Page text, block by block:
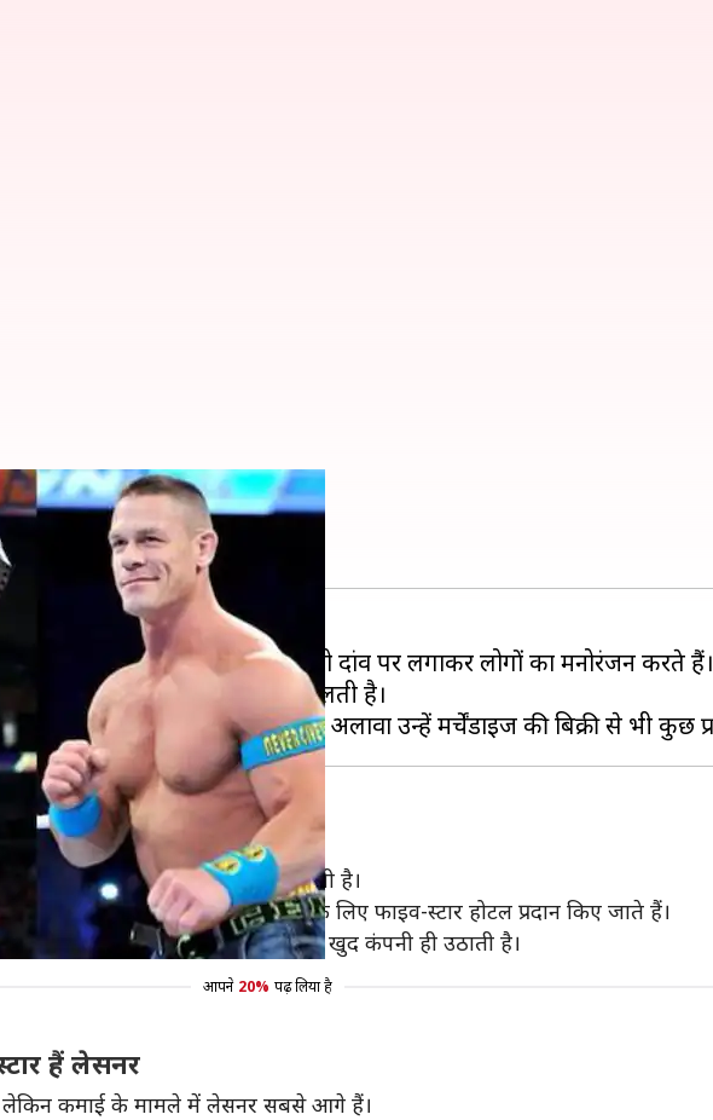
फेवरेट सुपरस्टार्स
परफॉर्म करते हैं और अपने शरीर को दांव पर लगाकर लोगों का मनोरंजन करते हैं।
को आखिर कितनी सैलरी मिलती है।
हैं। उन्हें हर सुख-सुविधा प्रदान की जाती है।
की सुविधा दी जाती है और उन्हें रहने के लिए फाइव-स्टार होटल प्रदान किए जाते हैं।
जाते हैं। इन सब चीजों का पूरा खर्चा खुद कंपनी ही उठाती है।
आपने 20% पढ़ लिया है
हैं लेसनर
लेकिन कमाई के मामले में लेसनर सबसे आगे हैं।